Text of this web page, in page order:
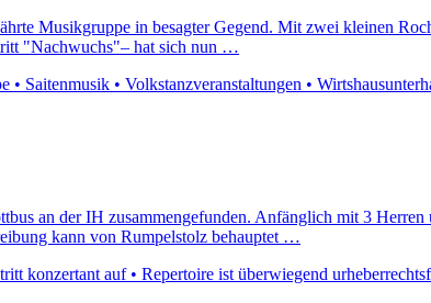
Musikgruppe in besagter Gegend. Mit zwei kleinen
tritt "Nachwuchs"– hat sich nun …
• Saitenmusik • Volkstanzveranstaltungen •
an der IH zusammengefunden. Anfänglich mit 3
kann von Rumpelstolz behauptet …
konzertant auf • Repertoire ist überwiegend